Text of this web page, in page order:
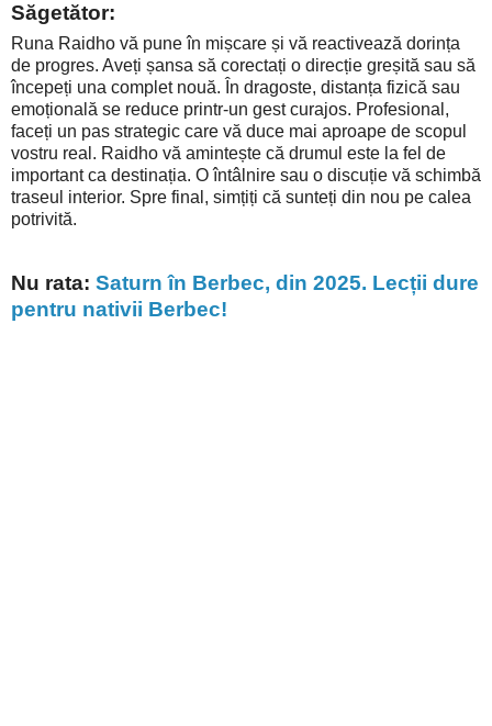
Săgetător:
Runa Raidho vă pune în mișcare și vă reactivează dorința
de progres. Aveți șansa să corectați o direcție greșită sau să
începeți una complet nouă. În dragoste, distanța fizică sau
emoțională se reduce printr-un gest curajos. Profesional,
faceți un pas strategic care vă duce mai aproape de scopul
vostru real. Raidho vă amintește că drumul este la fel de
important ca destinația. O întâlnire sau o discuție vă schimbă
traseul interior. Spre final, simțiți că sunteți din nou pe calea
potrivită.
Nu rata: Saturn în Berbec, din 2025. Lecții dure
pentru nativii Berbec!